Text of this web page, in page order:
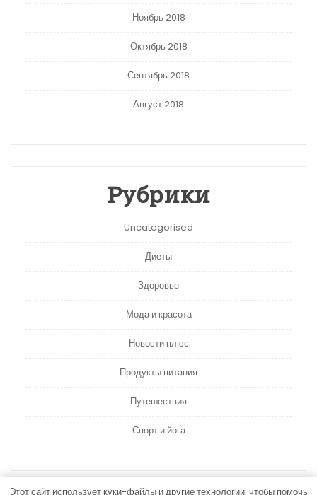
Ноябрь 2018
Октябрь 2018
Сентябрь 2018
Август 2018
Рубрики
Uncategorised
Диеты
Здоровье
Мода и красота
Новости плюс
Продукты питания
Путешествия
Спорт и йога
Этот сайт использует куки-файлы и другие технологии, чтобы помочь